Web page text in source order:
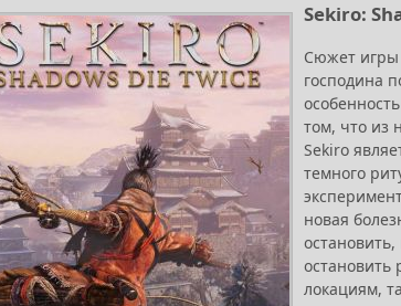
Sekiro:
Сюжет игры
господина
том, что из
Sekiro
темного
новая
остановить
локациям,